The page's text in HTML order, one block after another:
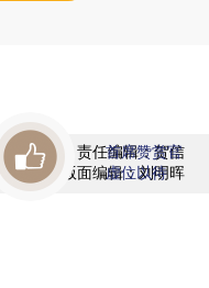
责任编辑：贺信
版面编辑：刘明晖
首席赞赏官
虚位以待